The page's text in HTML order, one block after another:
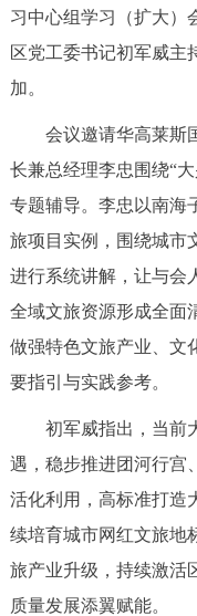
市领导
决策公开
政务服务
中介服务
12345网上接诉即办
参与调查
习中心组学习（扩大）
区党工委书记初军威主
加。
会议邀请华高莱斯国
长兼总经理李忠围绕“
专题辅导。李忠以南海
旅项目实例，围绕城市
进行系统讲解，让与会
全域文旅资源形成全面
做强特色文旅产业、文
要指引与实践参考。
初军威指出，当前大
遇，稳步推进团河行宫
活化利用，高标准打造
续培育城市网红文旅地
旅产业升级，持续激活
质量发展添翼赋能。